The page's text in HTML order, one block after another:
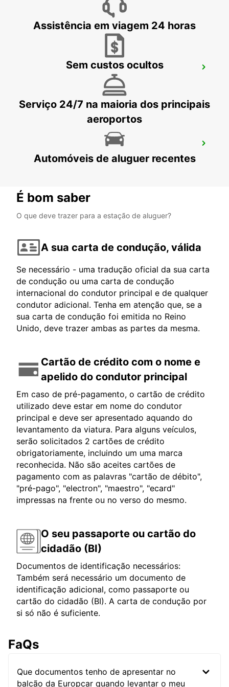
GANGNAM DOWNTOWN
SEOUL - KOREA(SOUTH)
YONGSAN DOWNTOWN
SEOUL - KOREA(SOUTH)
Assistência em viagem 24 horas
Sem custos ocultos
Serviço 24/7 na maioria dos principais
aeroportos
Automóveis de aluguer recentes
É bom saber
O que deve trazer para a estação de aluguer?
A sua carta de condução, válida
Se necessário - uma tradução oficial da sua carta
de condução ou uma carta de condução
internacional do condutor principal e de qualquer
condutor adicional. Tenha em atenção que, se a
sua carta de condução foi emitida no Reino
Unido, deve trazer ambas as partes da mesma.
Cartão de crédito com o nome e
apelido do condutor principal
Em caso de pré-pagamento, o cartão de crédito
utilizado deve estar em nome do condutor
principal e deve ser apresentado aquando do
levantamento da viatura. Para alguns veículos,
serão solicitados 2 cartões de crédito
obrigatoriamente, incluindo um uma marca
reconhecida. Não são aceites cartões de
pagamento com as palavras "cartão de débito",
"pré-pago", "electron", "maestro", "ecard"
impressas na frente ou no verso do mesmo.
O seu passaporte ou cartão do
cidadão (BI)
Documentos de identificação necessários:
Também será necessário um documento de
identificação adicional, como passaporte ou
cartão do cidadão (BI). A carta de condução por
si só não é suficiente.
FaQs
Que documentos tenho de apresentar no
balcão da Europcar quando levantar o meu